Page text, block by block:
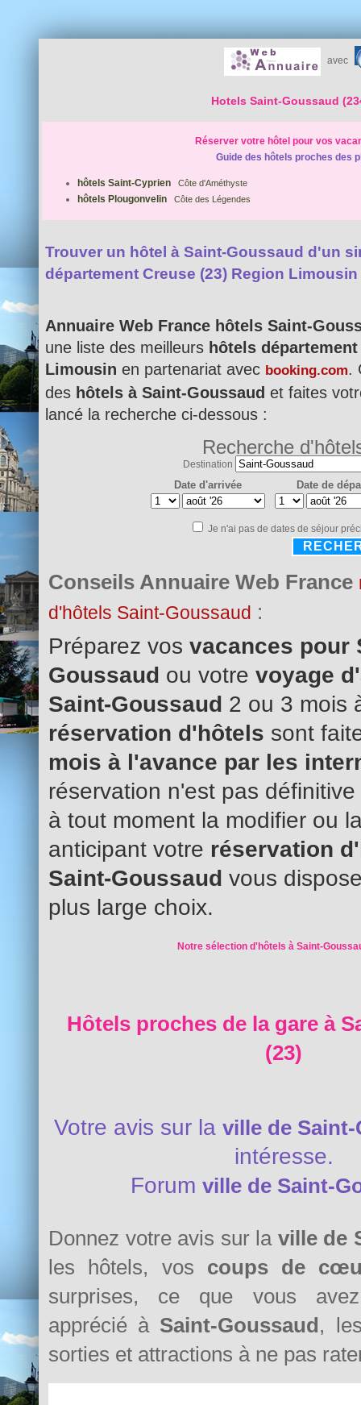
avec
Hotels Saint-Goussaud
Réserver votre hôtel pour vos
Guide des hôtels proches des
hôtels Saint-Cyprien Côte d'Améthyste
hôtels Plougonvelin Côte des Légendes
Trouver un hôtel à Saint-Goussaud d'un
département Creuse (23) Region Limousin
Annuaire Web France hôtels Saint-
une liste des meilleurs hôtels
Limousin en partenariat avec booking.com.
des hôtels à Saint-Goussaud et faites
lancé la recherche ci-dessous :
Recherche
Destination
Date d'arrivée Date de
Je n'ai pas de dates de séjour
Conseils Annuaire Web France
d'hôtels Saint-Goussaud :
Préparez vos vacances pour
Goussaud ou votre voyage
Saint-Goussaud 2 ou 3 mois
réservation d'hôtels sont
mois à l'avance par les
réservation n'est pas
à tout moment la modifier ou
anticipant votre réservation
Saint-Goussaud vous
plus large choix.
Notre sélection d'hôtels à Saint-
Hôtels proches de la gare à
(23)
Votre avis sur la ville de
intéresse.
Forum ville de Saint-
Donnez votre avis sur la ville de
les hôtels, vos coups de
surprises, ce que vous avez
apprécié à Saint-Goussaud ,
sorties et attractions à ne pas